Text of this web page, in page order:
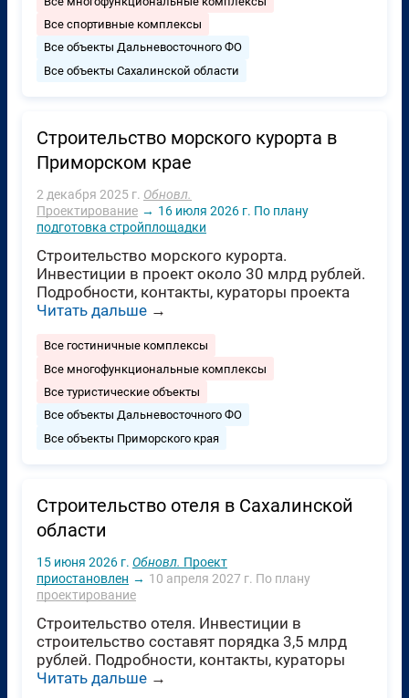
Все спортивные комплексы
Все объекты Дальневосточного ФО
Все объекты Сахалинской области
Строительство морского курорта в
Приморском крае
2 декабря 2025 г. Обновл.
Проектирование → 16 июля 2026 г. По плану
подготовка стройплощадки
Строительство морского курорта.
Инвестиции в проект около 30 млрд рублей.
Подробности, контакты, кураторы проекта
Читать дальше →
Все гостиничные комплексы
Все многофункциональные комплексы
Все туристические объекты
Все объекты Дальневосточного ФО
Все объекты Приморского края
Строительство отеля в Сахалинской
области
15 июня 2026 г. Обновл. Проект
приостановлен → 10 апреля 2027 г. По плану
проектирование
Строительство отеля. Инвестиции в
строительство составят порядка 3,5 млрд
рублей. Подробности, контакты, кураторы
Читать дальше →